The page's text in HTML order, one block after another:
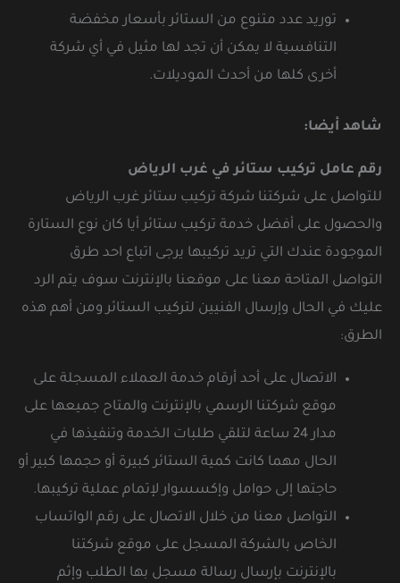
توريد عدد متنوع من الستائر بأسعار مخفضة
التنافسية لا يمكن أن تجد لها مثيل في أي شركة
أخرى كلها من أحدث الموديلات.
شاهد أيضا:
رقم عامل تركيب ستائر في غرب الرياض
للتواصل على شركتنا شركة تركيب ستائر غرب الرياض
والحصول على أفضل خدمة تركيب ستائر أيا كان نوع الستارة
الموجودة عندك التي تريد تركيبها يرجى اتباع احد طرق
التواصل المتاحة معنا على موقعنا بالإنترنت سوف يتم الرد
عليك في الحال وإرسال الفنيين لتركيب الستائر ومن أهم هذه
الطرق:
الاتصال على أحد أرقام خدمة العملاء المسجلة على
موقع شركتنا الرسمي بالإنترنت والمتاح جميعها على
مدار 24 ساعة لتلقي طلبات الخدمة وتنفيذها في
الحال مهما كانت كمية الستائر كبيرة أو حجمها كبير أو
حاجتها إلى حوامل وإكسسوار لإتمام عملية تركيبها.
التواصل معنا من خلال الاتصال على رقم الواتساب
الخاص بالشركة المسجل على موقع شركتنا
بالإنترنت بإرسال رسالة مسجل بها الطلب وإثم